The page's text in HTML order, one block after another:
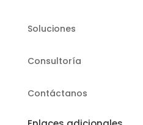
Soluciones
Consultoría
Contáctanos